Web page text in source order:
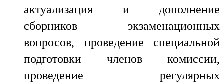
актуализация и дополнение
сборников экзаменационных
вопросов, проведение специальной
подготовки членов комиссии,
проведение регулярных